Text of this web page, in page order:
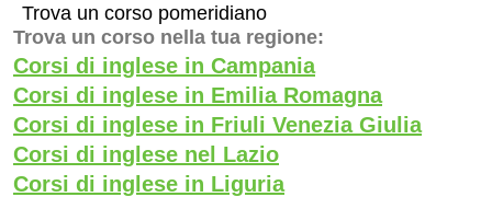
Trova un corso pomeridiano
Trova un corso nella tua regione:
Corsi di inglese in Campania
Corsi di inglese in Emilia Romagna
Corsi di inglese in Friuli Venezia Giulia
Corsi di inglese nel Lazio
Corsi di inglese in Liguria